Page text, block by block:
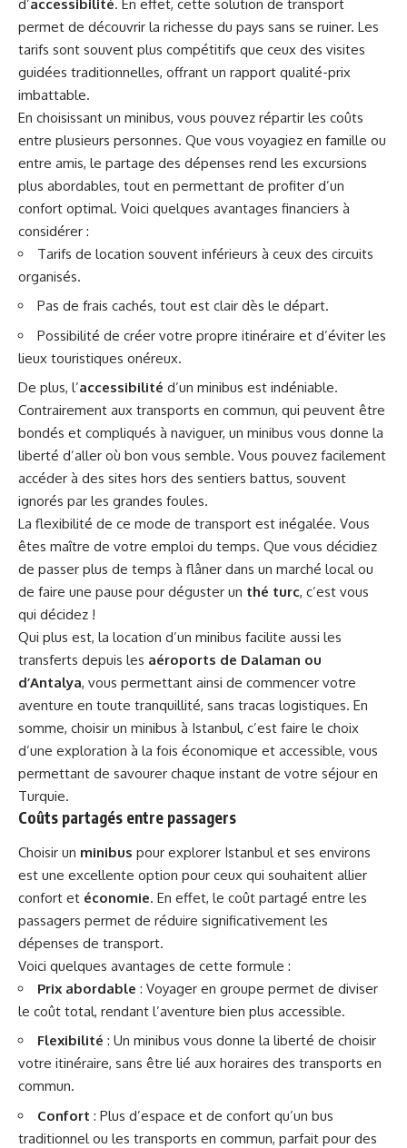
d’accessibilité. En effet, cette solution de transport
permet de découvrir la richesse du pays sans se ruiner. Les
tarifs sont souvent plus compétitifs que ceux des visites
guidées traditionnelles, offrant un rapport qualité-prix
imbattable.
En choisissant un minibus, vous pouvez répartir les coûts
entre plusieurs personnes. Que vous voyagiez en famille ou
entre amis, le partage des dépenses rend les excursions
plus abordables, tout en permettant de profiter d’un
confort optimal. Voici quelques avantages financiers à
considérer :
Tarifs de location souvent inférieurs à ceux des circuits
organisés.
Pas de frais cachés, tout est clair dès le départ.
Possibilité de créer votre propre itinéraire et d’éviter les
lieux touristiques onéreux.
De plus, l’accessibilité d’un minibus est indéniable.
Contrairement aux transports en commun, qui peuvent être
bondés et compliqués à naviguer, un minibus vous donne la
liberté d’aller où bon vous semble. Vous pouvez facilement
accéder à des sites hors des sentiers battus, souvent
ignorés par les grandes foules.
La flexibilité de ce mode de transport est inégalée. Vous
êtes maître de votre emploi du temps. Que vous décidiez
de passer plus de temps à flâner dans un marché local ou
de faire une pause pour déguster un thé turc, c’est vous
qui décidez !
Qui plus est, la location d’un minibus facilite aussi les
transferts depuis les aéroports de Dalaman ou
d’Antalya, vous permettant ainsi de commencer votre
aventure en toute tranquillité, sans tracas logistiques. En
somme, choisir un minibus à Istanbul, c’est faire le choix
d’une exploration à la fois économique et accessible, vous
permettant de savourer chaque instant de votre séjour en
Turquie.
Coûts partagés entre passagers
Choisir un minibus pour explorer Istanbul et ses environs
est une excellente option pour ceux qui souhaitent allier
confort et économie. En effet, le coût partagé entre les
passagers permet de réduire significativement les
dépenses de transport.
Voici quelques avantages de cette formule :
Prix abordable : Voyager en groupe permet de diviser
le coût total, rendant l’aventure bien plus accessible.
Flexibilité : Un minibus vous donne la liberté de choisir
votre itinéraire, sans être lié aux horaires des transports en
commun.
Confort : Plus d’espace et de confort qu’un bus
traditionnel ou les transports en commun, parfait pour des